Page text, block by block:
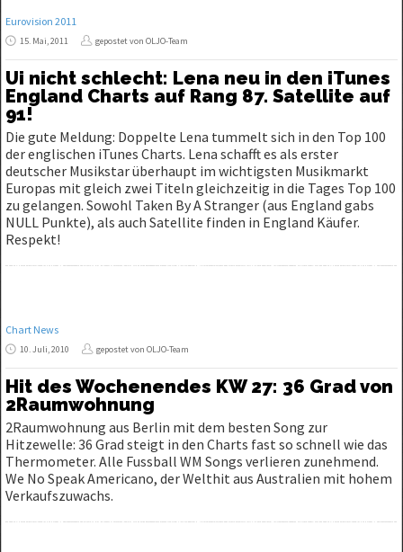
Eurovision 2011
15. Mai, 2011 gepostet von OLJO-Team
Ui nicht schlecht: Lena neu in den iTunes
England Charts auf Rang 87. Satellite auf
91!
Die gute Meldung: Doppelte Lena tummelt sich in den Top 100
der englischen iTunes Charts. Lena schafft es als erster
deutscher Musikstar überhaupt im wichtigsten Musikmarkt
Europas mit gleich zwei Titeln gleichzeitig in die Tages Top 100
zu gelangen. Sowohl Taken By A Stranger (aus England gabs
NULL Punkte), als auch Satellite finden in England Käufer.
Respekt!
Chart News
10. Juli, 2010 gepostet von OLJO-Team
Hit des Wochenendes KW 27: 36 Grad von
2Raumwohnung
2Raumwohnung aus Berlin mit dem besten Song zur
Hitzewelle: 36 Grad steigt in den Charts fast so schnell wie das
Thermometer. Alle Fussball WM Songs verlieren zunehmend.
We No Speak Americano, der Welthit aus Australien mit hohem
Verkaufszuwachs.